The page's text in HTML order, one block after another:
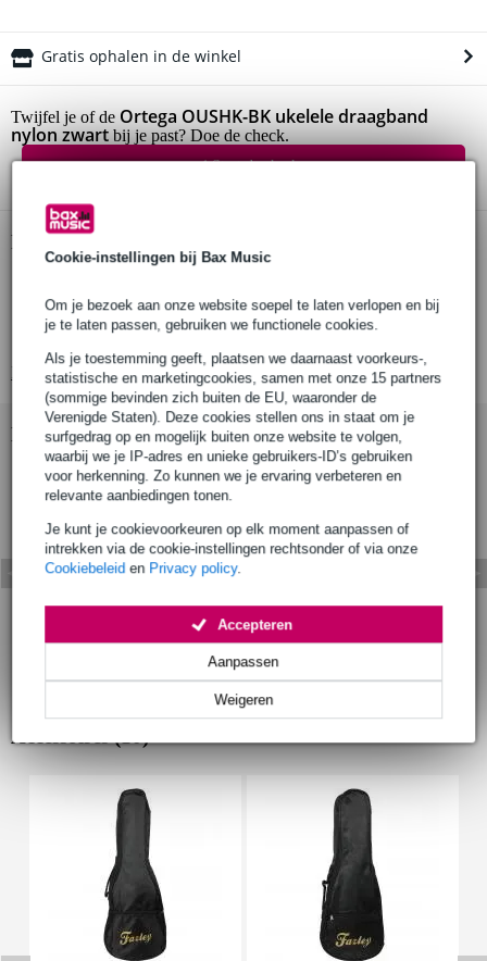
Cookie-instellingen bij Bax Music
Om je bezoek aan onze website soepel te laten verlopen en bij
je te laten passen, gebruiken we functionele cookies.
Als je toestemming geeft, plaatsen we daarnaast voorkeurs-,
statistische en marketingcookies, samen met onze 15 partners
(sommige bevinden zich buiten de EU, waaronder de
Verenigde Staten). Deze cookies stellen ons in staat om je
surfgedrag op en mogelijk buiten onze website te volgen,
waarbij we je IP-adres en unieke gebruikers-ID’s gebruiken
voor herkenning. Zo kunnen we je ervaring verbeteren en
relevante aanbiedingen tonen.
Je kunt je cookievoorkeuren op elk moment aanpassen of
intrekken via de cookie-instellingen rechtsonder of via onze
Cookiebeleid en Privacy policy.
Weigeren
Aanpassen
Accepteren
Gratis ophalen in de winkel
Twijfel je of de Ortega OUSHK-BK ukelele draagband
nylon zwart bij je past? Doe de check.
Start de check
Productinformatie
serie: OUSHK
kleur: zwart
Bekijk alle productspecificaties
Bekijk ook eens (4)
Accessoires (10)